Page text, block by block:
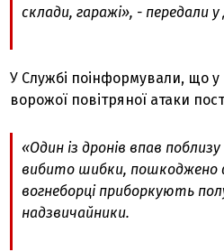
склади, гаражі», - передали
У Службі поінформували, що у
ворожої повітряної атаки
«Один із дронів впав
вибито шибки, пошкоджено
вогнеборці приборкують
надзвичайники.